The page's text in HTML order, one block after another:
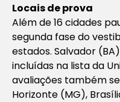
Locais de prova
Além de 16 cidades
segunda fase do
estados. Salvador
incluídas na lista da
avaliações também
Horizonte (MG),